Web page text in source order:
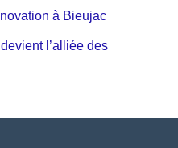
à Bieujac
l’alliée des